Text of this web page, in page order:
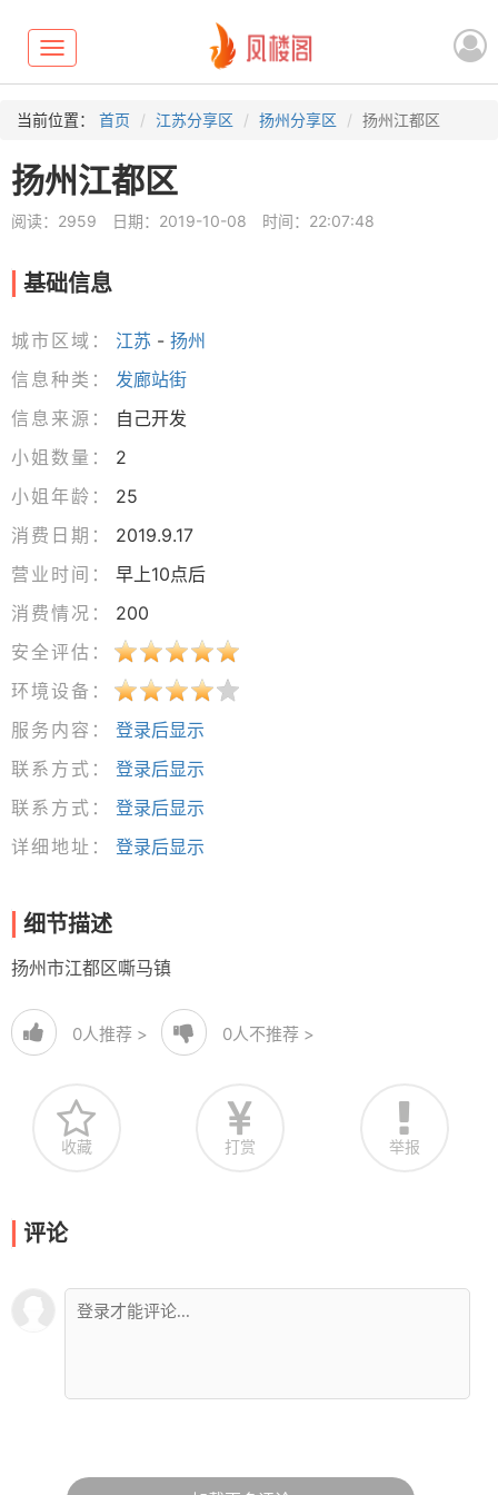
Toggle
navigation
当前位置： 首页 江苏分享区 扬州分享区 扬州江都区
扬州江都区
阅读：2959 日期：2019-10-08 时间：22:07:48
基础信息
城市区域： 江苏 - 扬州
信息种类：
发廊站街
信息来源：
自己开发
小姐数量：
2
小姐年龄：
25
消费日期：
2019.9.17
营业时间：
早上10点后
消费情况：
200
安全评估：
环境设备：
服务内容：
登录后显示
联系方式：
登录后显示
联系方式：
登录后显示
详细地址：
登录后显示
细节描述
扬州市江都区嘶马镇
0人推荐 > 0人不推荐 >
收藏 打赏 举报
评论